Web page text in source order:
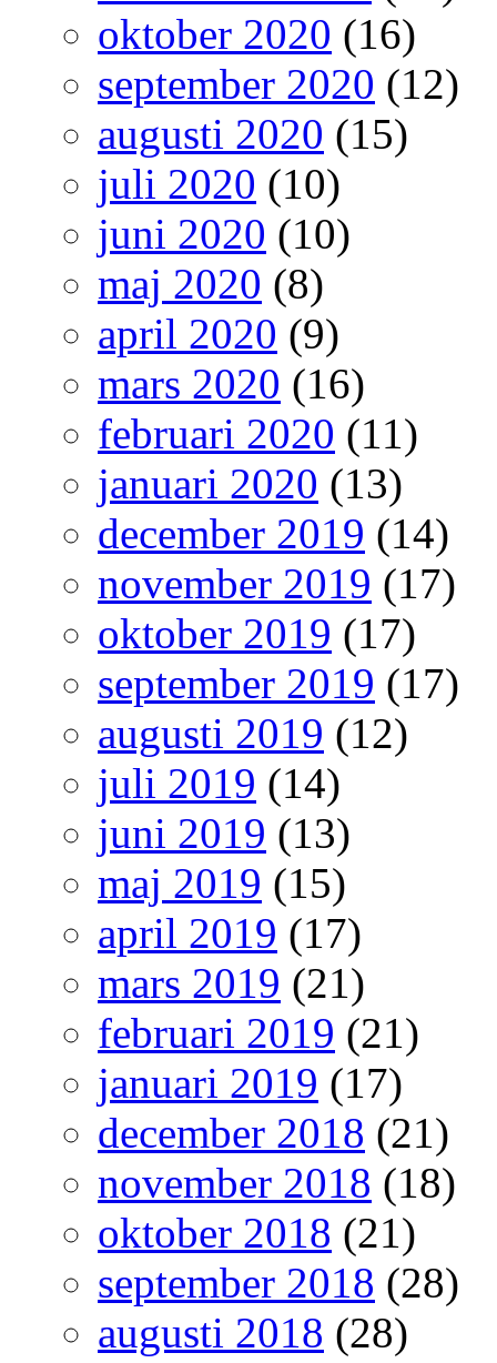
oktober 2020 (16)
september 2020 (12)
augusti 2020 (15)
juli 2020 (10)
juni 2020 (10)
maj 2020 (8)
april 2020 (9)
mars 2020 (16)
februari 2020 (11)
januari 2020 (13)
december 2019 (14)
november 2019 (17)
oktober 2019 (17)
september 2019 (17)
augusti 2019 (12)
juli 2019 (14)
juni 2019 (13)
maj 2019 (15)
april 2019 (17)
mars 2019 (21)
februari 2019 (21)
januari 2019 (17)
december 2018 (21)
november 2018 (18)
oktober 2018 (21)
september 2018 (28)
augusti 2018 (28)